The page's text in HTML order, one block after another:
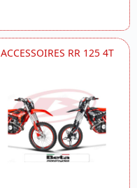
ACCESSOIRES RR 125 4T